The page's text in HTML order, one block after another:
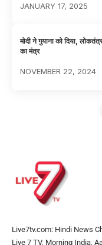
JANUARY 17, 2025
मोदी ने गुयाना को दिया,
का मंत्र
NOVEMBER 22, 2024
Live7tv.com: Hindi News
Live 7 TV, Morning India,